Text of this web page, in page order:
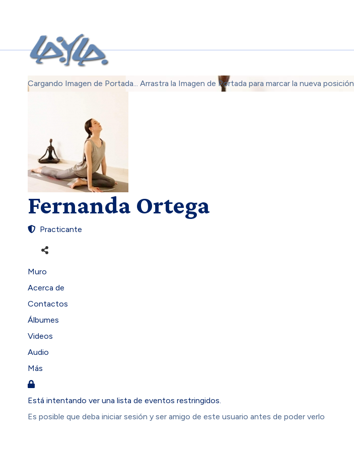
Cargando Imagen de Portada... Arrastra la Imagen de Portada para marcar la nueva posición
Fernanda Ortega
Practicante
Muro
Acerca de
Contactos
Álbumes
Videos
Audio
Más
Está intentando ver una lista de eventos restringidos.
Es posible que deba iniciar sesión y ser amigo de este usuario antes de poder verlo